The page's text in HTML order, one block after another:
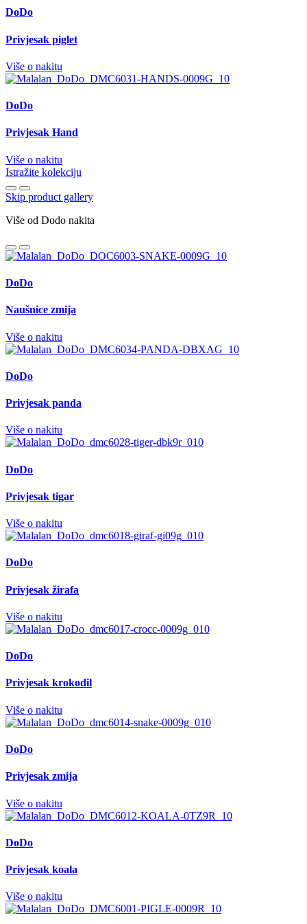
DoDo
Privjesak piglet
Više o nakitu
DoDo
Privjesak Hand
Više o nakitu
Istražite kolekciju
Skip product gallery
Više od Dodo nakita
DoDo
Naušnice zmija
Više o nakitu
DoDo
Privjesak panda
Više o nakitu
DoDo
Privjesak tigar
Više o nakitu
DoDo
Privjesak žirafa
Više o nakitu
DoDo
Privjesak krokodil
Više o nakitu
DoDo
Privjesak zmija
Više o nakitu
DoDo
Privjesak koala
Više o nakitu